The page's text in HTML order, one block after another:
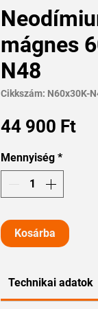
mágnes
N48
Cikkszám: N60x30K-
44 900 FtÁr
Mennyiség *
Kosárba
Technikai adatok